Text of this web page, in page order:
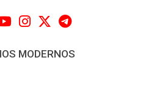
MODERNOS